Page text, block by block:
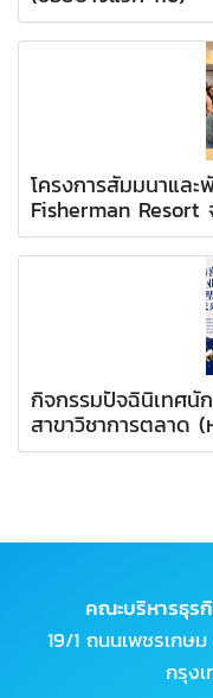
โครงการสัมมนาแล
Fisherman Resort
กิจกรรมปัจฉินิเทศ
สาขาวิชาการตลาด
คณะบริหารธุร
19/1 ถนนเพชรเกษ
กรุง